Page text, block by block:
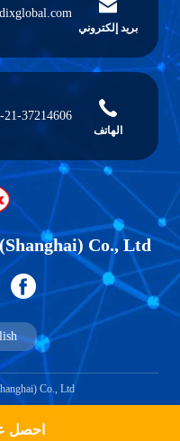
احصل
بريد إلكتروني
الهاتف
21-37214606
Co., Ltd.
Co., Ltd.